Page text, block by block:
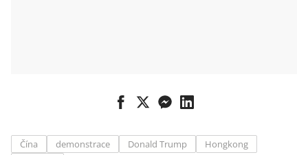
Čína demonstrace Donald Trump
Hongkong